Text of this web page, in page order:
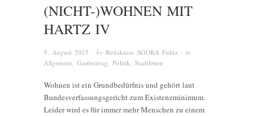
(NICHT-)WOHNEN MIT
HARTZ IV
9. August 2015 · by Redaktion AGORA Fulda · in
Allgemein Gastbeitrag Politik Stadtleben
Wohnen ist ein Grundbedürfnis und gehört laut
Bundesverfassungsgericht zum Existenzminimum.
Leider wird es für immer mehr Menschen zu einem